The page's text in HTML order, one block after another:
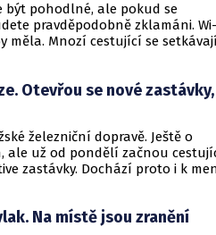
být pohodlné, ale pokud se
pravděpodobně zklamáni.
měla. Mnozí cestující se
pro mnohé je to spíše zkouška
Otevřou se nové zastávky,
železniční dopravě. Ještě o
ale už od pondělí začnou
zastávky. Dochází proto i k
Na místě jsou zranění